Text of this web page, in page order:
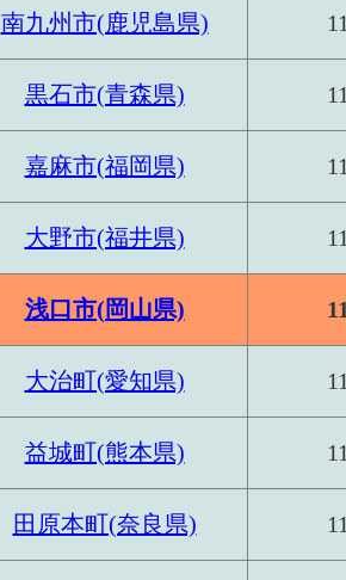
南九州市(鹿児島県)
黒石市(青森県)
嘉麻市(福岡県)
大野市(福井県)
浅口市(岡山県)
大治町(愛知県)
益城町(熊本県)
田原本町(奈良県)